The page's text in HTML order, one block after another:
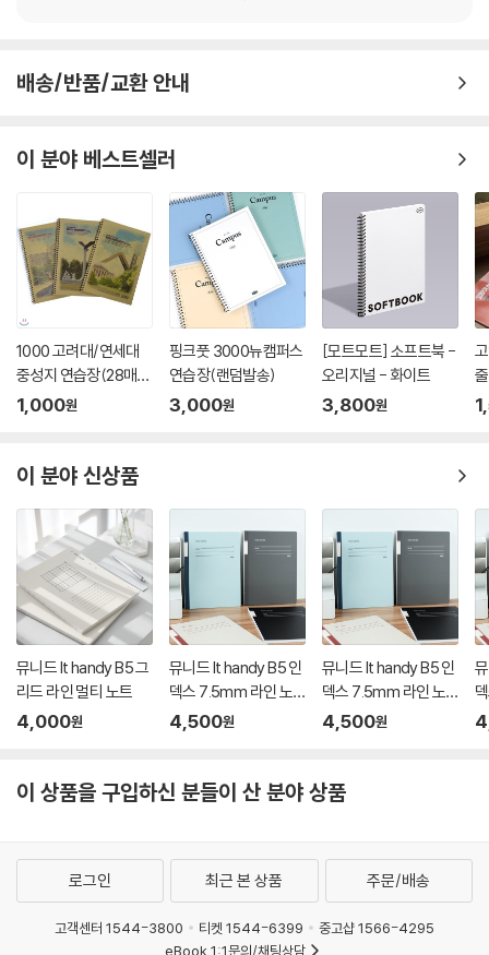
배송/반품/교환 안내
이 분야 베스트셀러
1000 고려대/연세대
중성지 연습장(28매)-
랜덤발송-
1,000원
핑크풋 3000뉴캠퍼스
연습장(랜덤발송)
3,000원
[모트모트] 소프트북 -
오리지널 - 화이트
3,800원
이 분야 신상품
뮤니드 It handy B5 그
리드 라인 멀티 노트
4,000원
뮤니드 It handy B5 인
덱스 7.5mm 라인 노
트
4,500원
뮤니드 It handy B5 인
덱스 7.5mm 라인 노
트
4,500원
트
이 상품을 구입하신 분들이 산 분야 상품
로그인 최근 본 상품 주문/배송
고객센터 1544-3800 티켓 1544-6399
중고샵 1566-4295
eBook 1:1문의/채팅상담